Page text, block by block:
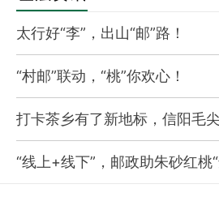
太行好“李”，出山“邮”路！
“村邮”联动，“桃”你欢心！
打卡茶乡有了新地标，信阳毛
“线上+线下”，邮政助朱砂红桃